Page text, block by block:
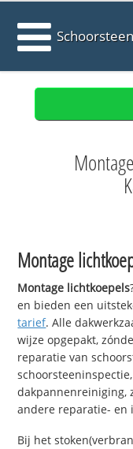
Montage
Montage lichtkoepels
en bieden een
tarief. Alle
wijze opgepakt,
reparatie van
dakpannenreiniging,
andere reparatie- en
Bij het